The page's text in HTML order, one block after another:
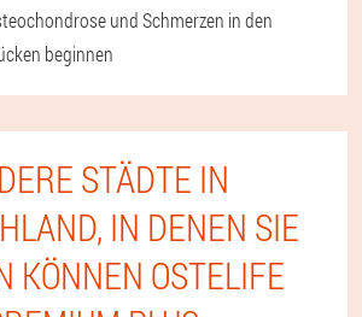
und Schmerzen in den
beginnen
STÄDTE IN
IN DENEN SIE
KÖNNEN OSTELIFE